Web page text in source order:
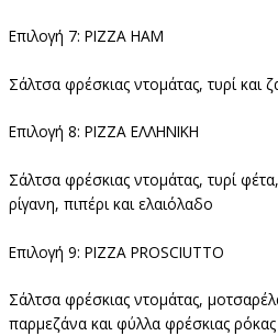
Επιλογή 7: PIZZA HAM
Σάλτσα φρέσκιας ντομάτας, τυρί και
Επιλογή 8: PIZZA ΕΛΛΗΝΙΚΗ
Σάλτσα φρέσκιας ντομάτας, τυρί
ρίγανη, πιπέρι και ελαιόλαδο
Επιλογή 9: PIZZA PROSCIUTTO
Σάλτσα φρέσκιας ντομάτας,
παρμεζάνα και φύλλα φρέσκιας ρόκας